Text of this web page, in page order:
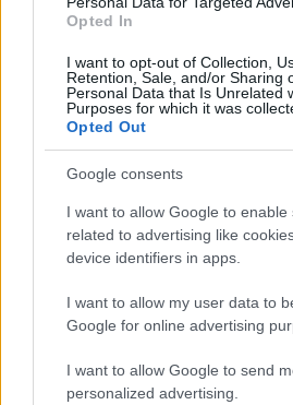
Opted In
I want to opt-out of Collection,
Retention, Sale, and/or Sharing
Personal Data that Is Unrelated
Purposes for which it was
Opted Out
Google consents
I want to allow Google to enable
related to advertising like
device identifiers in apps.
I want to allow my user data to
Google for online advertising
I want to allow Google to send
personalized advertising.
Nem hinnéd, melyik
legmagasabb IQ-t